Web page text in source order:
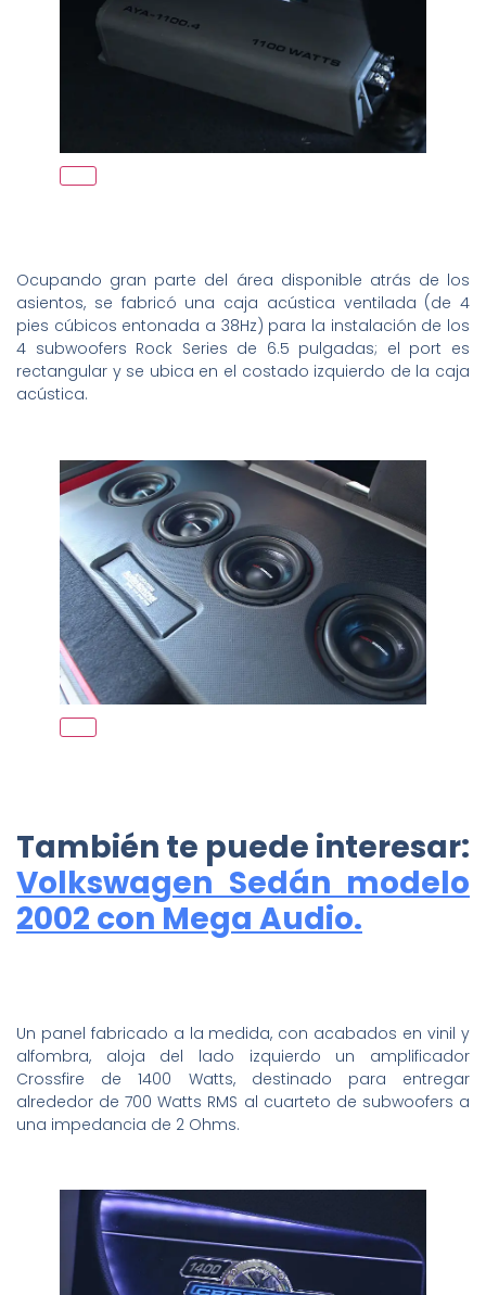
Ocupando gran parte del área disponible atrás de los
asientos, se fabricó una caja acústica ventilada (de 4
pies cúbicos entonada a 38Hz) para la instalación de los
4 subwoofers Rock Series de 6.5 pulgadas; el port es
rectangular y se ubica en el costado izquierdo de la caja
acústica.
También te puede interesar:
Volkswagen Sedán modelo
2002 con Mega Audio.
Un panel fabricado a la medida, con acabados en vinil y
alfombra, aloja del lado izquierdo un amplificador
Crossfire de 1400 Watts, destinado para entregar
alrededor de 700 Watts RMS al cuarteto de subwoofers a
una impedancia de 2 Ohms.